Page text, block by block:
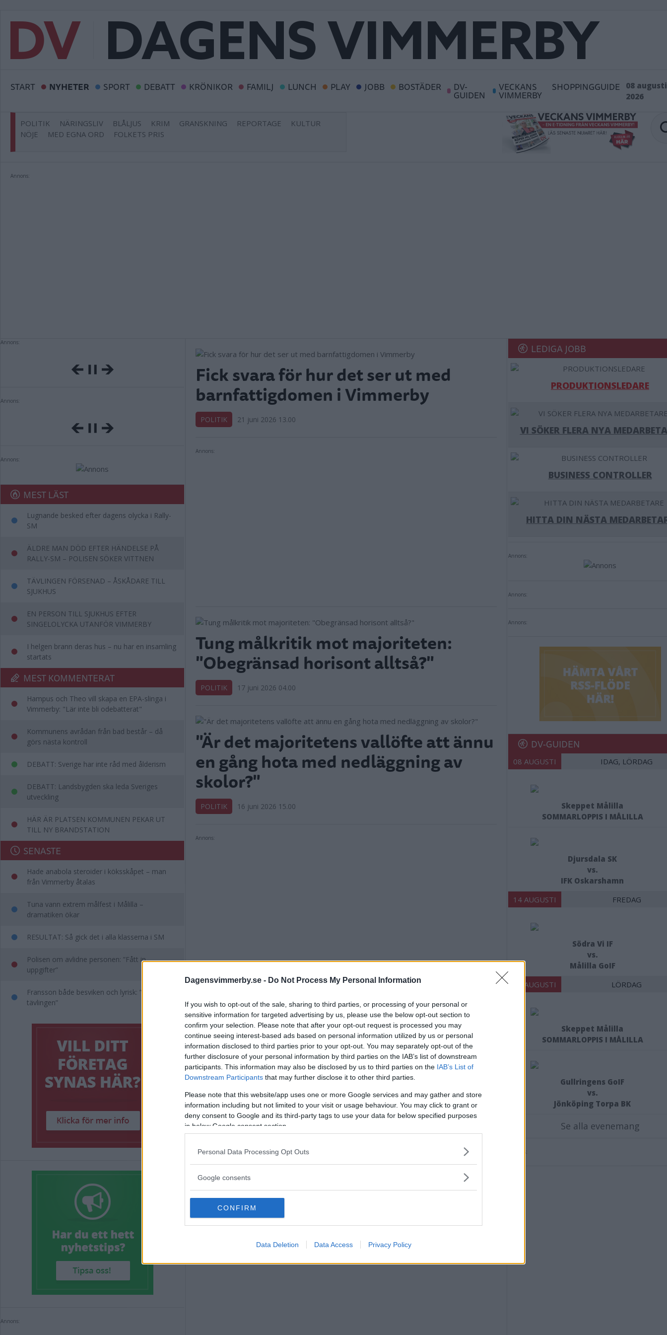
Dagensvimmerby.se - Do Not Process My Personal Information
If you wish to opt-out of the sale, sharing to third parties, or processing of your personal or
sensitive information for targeted advertising by us, please use the below opt-out section to
confirm your selection. Please note that after your opt-out request is processed you may
continue seeing interest-based ads based on personal information utilized by us or personal
information disclosed to third parties prior to your opt-out. You may separately opt-out of the
further disclosure of your personal information by third parties on the IAB’s list of downstream
participants. This information may also be disclosed by us to third parties on the IAB’s List of
Downstream Participants that may further disclose it to other third parties.
Please note that this website/app uses one or more Google services and may gather and store
information including but not limited to your visit or usage behaviour. You may click to grant or
deny consent to Google and its third-party tags to use your data for below specified purposes
in below Google consent section.
Personal Data Processing Opt Outs
Google consents
CONFIRM
Data Deletion Data Access Privacy Policy
START NYHETER SPORT DEBATT KRÖNIKOR FAMILJ LUNCH PLAY JOBB BOSTÄDER DV-
GUIDEN
VECKANS
VIMMERBY
SHOPPINGGUIDE
08 augusti
2026
POLITIK NÄRINGSLIV BLÅLJUS KRIM GRANSKNING REPORTAGE
KULTUR
NÖJE
MED EGNA ORD FOLKETS PRIS
Annons:
Annons:
Annons:
Annons:
MEST LÄST
Lugnande besked efter dagens olycka i Rally-
SM
ÄLDRE MAN DÖD EFTER HÄNDELSE PÅ
RALLY-SM – POLISEN SÖKER VITTNEN
TÄVLINGEN FÖRSENAD – ÅSKÅDARE TILL
SJUKHUS
EN PERSON TILL SJUKHUS EFTER
SINGELOLYCKA UTANFÖR VIMMERBY
I helgen brann deras hus – nu har en insamling
startats
MEST KOMMENTERAT
Hampus och Theo vill skapa en EPA-slinga i
Vimmerby: "Lär inte bli odebatterat"
Kommunens avrådan från bad består – då
görs nästa kontroll
DEBATT: Sverige har inte råd med ålderism
DEBATT: Landsbygden ska leda Sveriges
utveckling
HÄR ÄR PLATSEN KOMMUNEN PEKAR UT
TILL NY BRANDSTATION
SENASTE
Hade anabola steroider i köksskåpet – man
från Vimmerby åtalas
Tuna vann extrem målfest i Målilla –
dramatiken ökar
RESULTAT: Så gick det i alla klasserna i SM
Polisen om avlidne personen: ”Fått in
uppgifter”
Fransson både besviken och lyrisk: ”Bästa
tävlingen”
Annons:
Fick svara för hur det ser ut med
barnfattigdomen i Vimmerby
POLITIK 21 juni 2026 13.00
Annons:
Tung målkritik mot majoriteten:
"Obegränsad horisont alltså?"
POLITIK 17 juni 2026 04.00
"Är det majoritetens vallöfte att ännu
en gång hota med nedläggning av
skolor?"
POLITIK 16 juni 2026 15.00
Annons:
"Otroligt obehagligt och kränkande
när manlig personal skötte hennes
intimhygien"
POLITIK 11 maj 2026 15.00
Motionären överraskades i
fullmäktige: "Suttit uppe i natt helt i
onödan"
POLITIK 06 maj 2026 04.00
LEDIGA JOBB
PRODUKTIONSLEDARE
VI SÖKER FLERA NYA
BUSINESS CONTROLLER
HITTA DIN NÄSTA
Annons:
Annons:
Annons:
DV-GUIDEN
08 AUGUSTI IDAG, LÖRDAG
Skeppet Målilla
SOMMARLOPPIS I MÅLILLA
Djursdala SK
vs.
IFK Oskarshamn
14 AUGUSTI FREDAG
Södra Vi IF
vs.
Målilla GoIF
15 AUGUSTI LÖRDAG
Skeppet Målilla
SOMMARLOPPIS I MÅLILLA
Gullringens GoIF
vs.
Jönköping Torpa BK
Se alla evenemang
Annons: